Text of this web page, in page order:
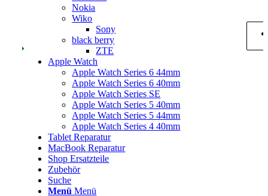
Nokia
Wiko
Sony
black berry
ZTE
Apple Watch
Apple Watch Series 6 44mm
Apple Watch Series 6 40mm
Apple Watch Series SE
Apple Watch Series 5 40mm
Apple Watch Series 5 44mm
Apple Watch Series 4 40mm
Tablet Reparatur
MacBook Reparatur
Shop Ersatzteile
Zubehör
Suche
Menü Menü